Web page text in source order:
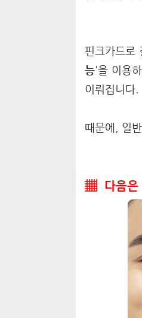
핀크카드로
능'을 이용
이뤄집니다.
때문에, 일
▦ 다음은